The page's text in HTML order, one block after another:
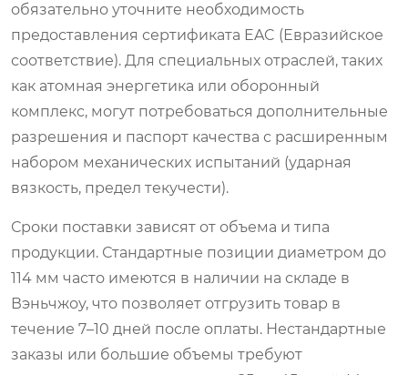
обязательно уточните необходимость
предоставления сертификата EAC (Евразийское
соответствие). Для специальных отраслей, таких
как атомная энергетика или оборонный
комплекс, могут потребоваться дополнительные
разрешения и паспорт качества с расширенным
набором механических испытаний (ударная
вязкость, предел текучести).
Сроки поставки зависят от объема и типа
продукции. Стандартные позиции диаметром до
114 мм часто имеются в наличии на складе в
Вэньчжоу, что позволяет отгрузить товар в
течение 7–10 дней после оплаты. Нестандартные
заказы или большие объемы требуют